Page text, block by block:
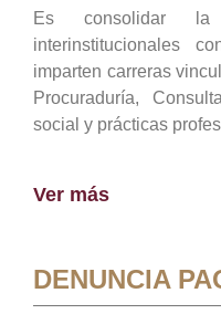
Es consolidar la
interinstitucionales
imparten carreras
Procuraduría,
social y prácticas
Ver más
DENUNCIA